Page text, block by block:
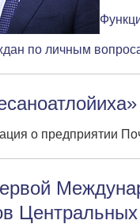
по личным
о предприятии